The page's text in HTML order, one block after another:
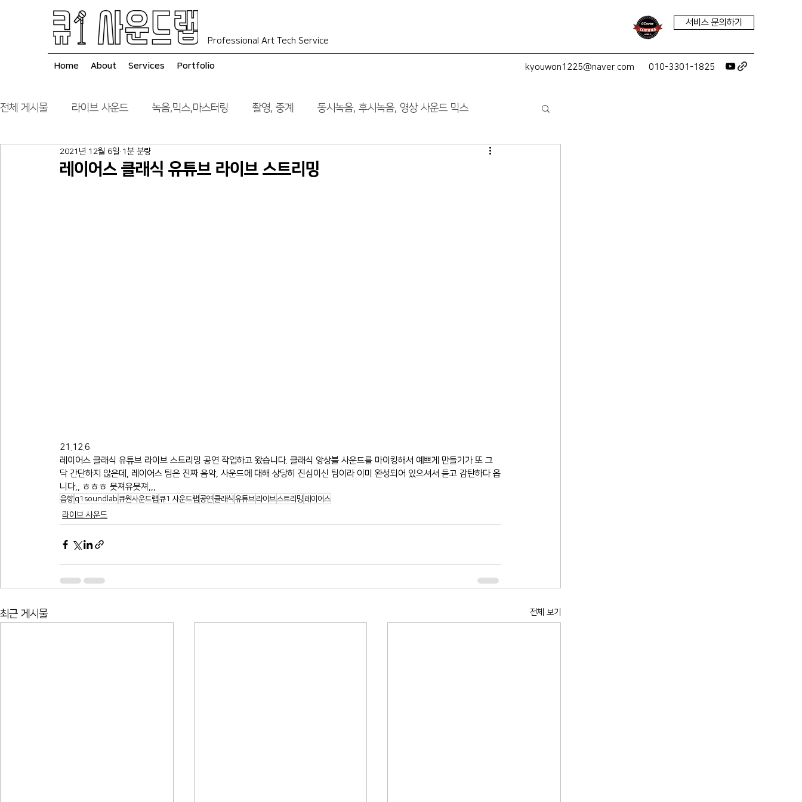
Professional Art Tech Service
서비스 문의하기
Home About Services Portfolio kyouwon1225@naver.com 010-3301-1825
전체 게시물 라이브 사운드 녹음,믹스,마스터링 촬영, 중계 동시녹음, 후시녹음, 영상 사운드 믹스
음향 시스템 컨설팅 시공
레이어스 클래식 유튜브 라이브 스트리밍
2021년 12월 6일 1분 분량
21.12.6
레이어스 클래식 유튜브 라이브 스트리밍 공연 작업하고 왔습니다. 클래식 앙상블 사운드를 마이킹해서 예쁘게 만들기가 또 그
닥 간단하지 않은데, 레이어스 팀은 진짜 음악, 사운드에 대해 상당히 진심이신 팀이라 이미 완성되어 있으셔서 듣고 감탄하다 옵
니다,, ㅎㅎㅎ 믓져유믓져,,,
음향 q1soundlab 큐원사운드랩큐1 사운드랩공연 클래식 유튜브 라이브스트리밍 레이어스
라이브 사운드
최근 게시물 전체 보기